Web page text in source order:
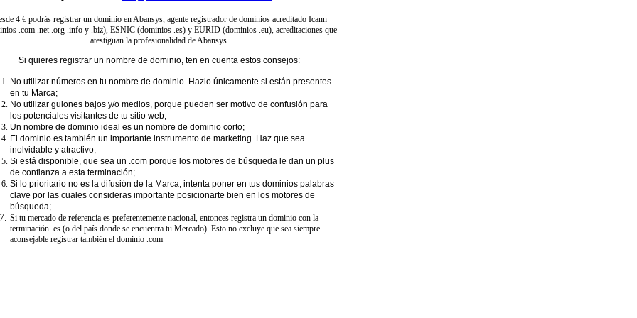
4 € podrás registrar un dominio en Abansys, agente registrador de dominios acreditado Icann
.com .net .org .info y .biz), ESNIC (dominios .es) y EURID (dominios .eu), acreditaciones que
atestiguan la profesionalidad de Abansys.
Si quieres registrar un nombre de dominio, ten en cuenta estos consejos:
No utilizar números en tu nombre de dominio. Hazlo únicamente si están presentes
en tu Marca;
No utilizar guiones bajos y/o medios, porque pueden ser motivo de confusión para
los potenciales visitantes de tu sitio web;
Un nombre de dominio ideal es un nombre de dominio corto;
El dominio es también un importante instrumento de marketing. Haz que sea
inolvidable y atractivo;
Si está disponible, que sea un .com porque los motores de búsqueda le dan un plus
de confianza a esta terminación;
Si lo prioritario no es la difusión de la Marca, intenta poner en tus dominios palabras
clave por las cuales consideras importante posicionarte bien en los motores de
búsqueda;
Si tu mercado de referencia es preferentemente nacional, entonces registra un dominio con la
terminación .es (o del país donde se encuentra tu Mercado). Esto no excluye que sea siempre
aconsejable registrar también el dominio .com